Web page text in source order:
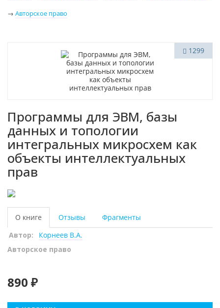
→ Авторское право
1299
Программы для ЭВМ, базы
данных и топологии
интегральных микросхем как
объекты интеллектуальных
прав
О книге Отзывы
Фрагменты
Автор:
Корнеев В.А.
Авторское право
890 ₽